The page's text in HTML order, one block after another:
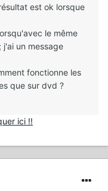
est ok lorsque
le même
un message
fonctionne les
que sur dvd ?
ici !!